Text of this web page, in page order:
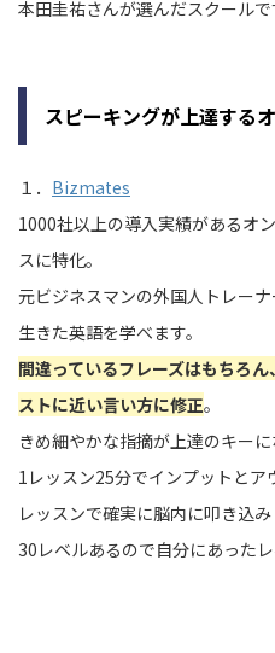
本田圭祐さんが選んだスクールで
スピーキングが上達する
１． Bizmates
1000社以上の導入実績があるオ
スに特化。
元ビジネスマンの外国人トレーナ
生きた英語を学べます。
間違っているフレーズはもちろ
ストに近い言い方に修正。
きめ細やかな指摘が上達のキーに
1レッスン25分でインプットと
レッスンで確実に脳内に叩き込み
30レベルあるので自分にあった